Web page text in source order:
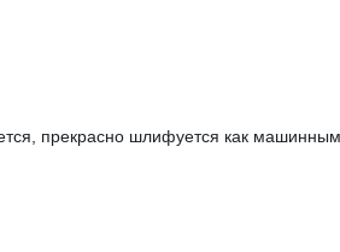
прекрасно шлифуется как